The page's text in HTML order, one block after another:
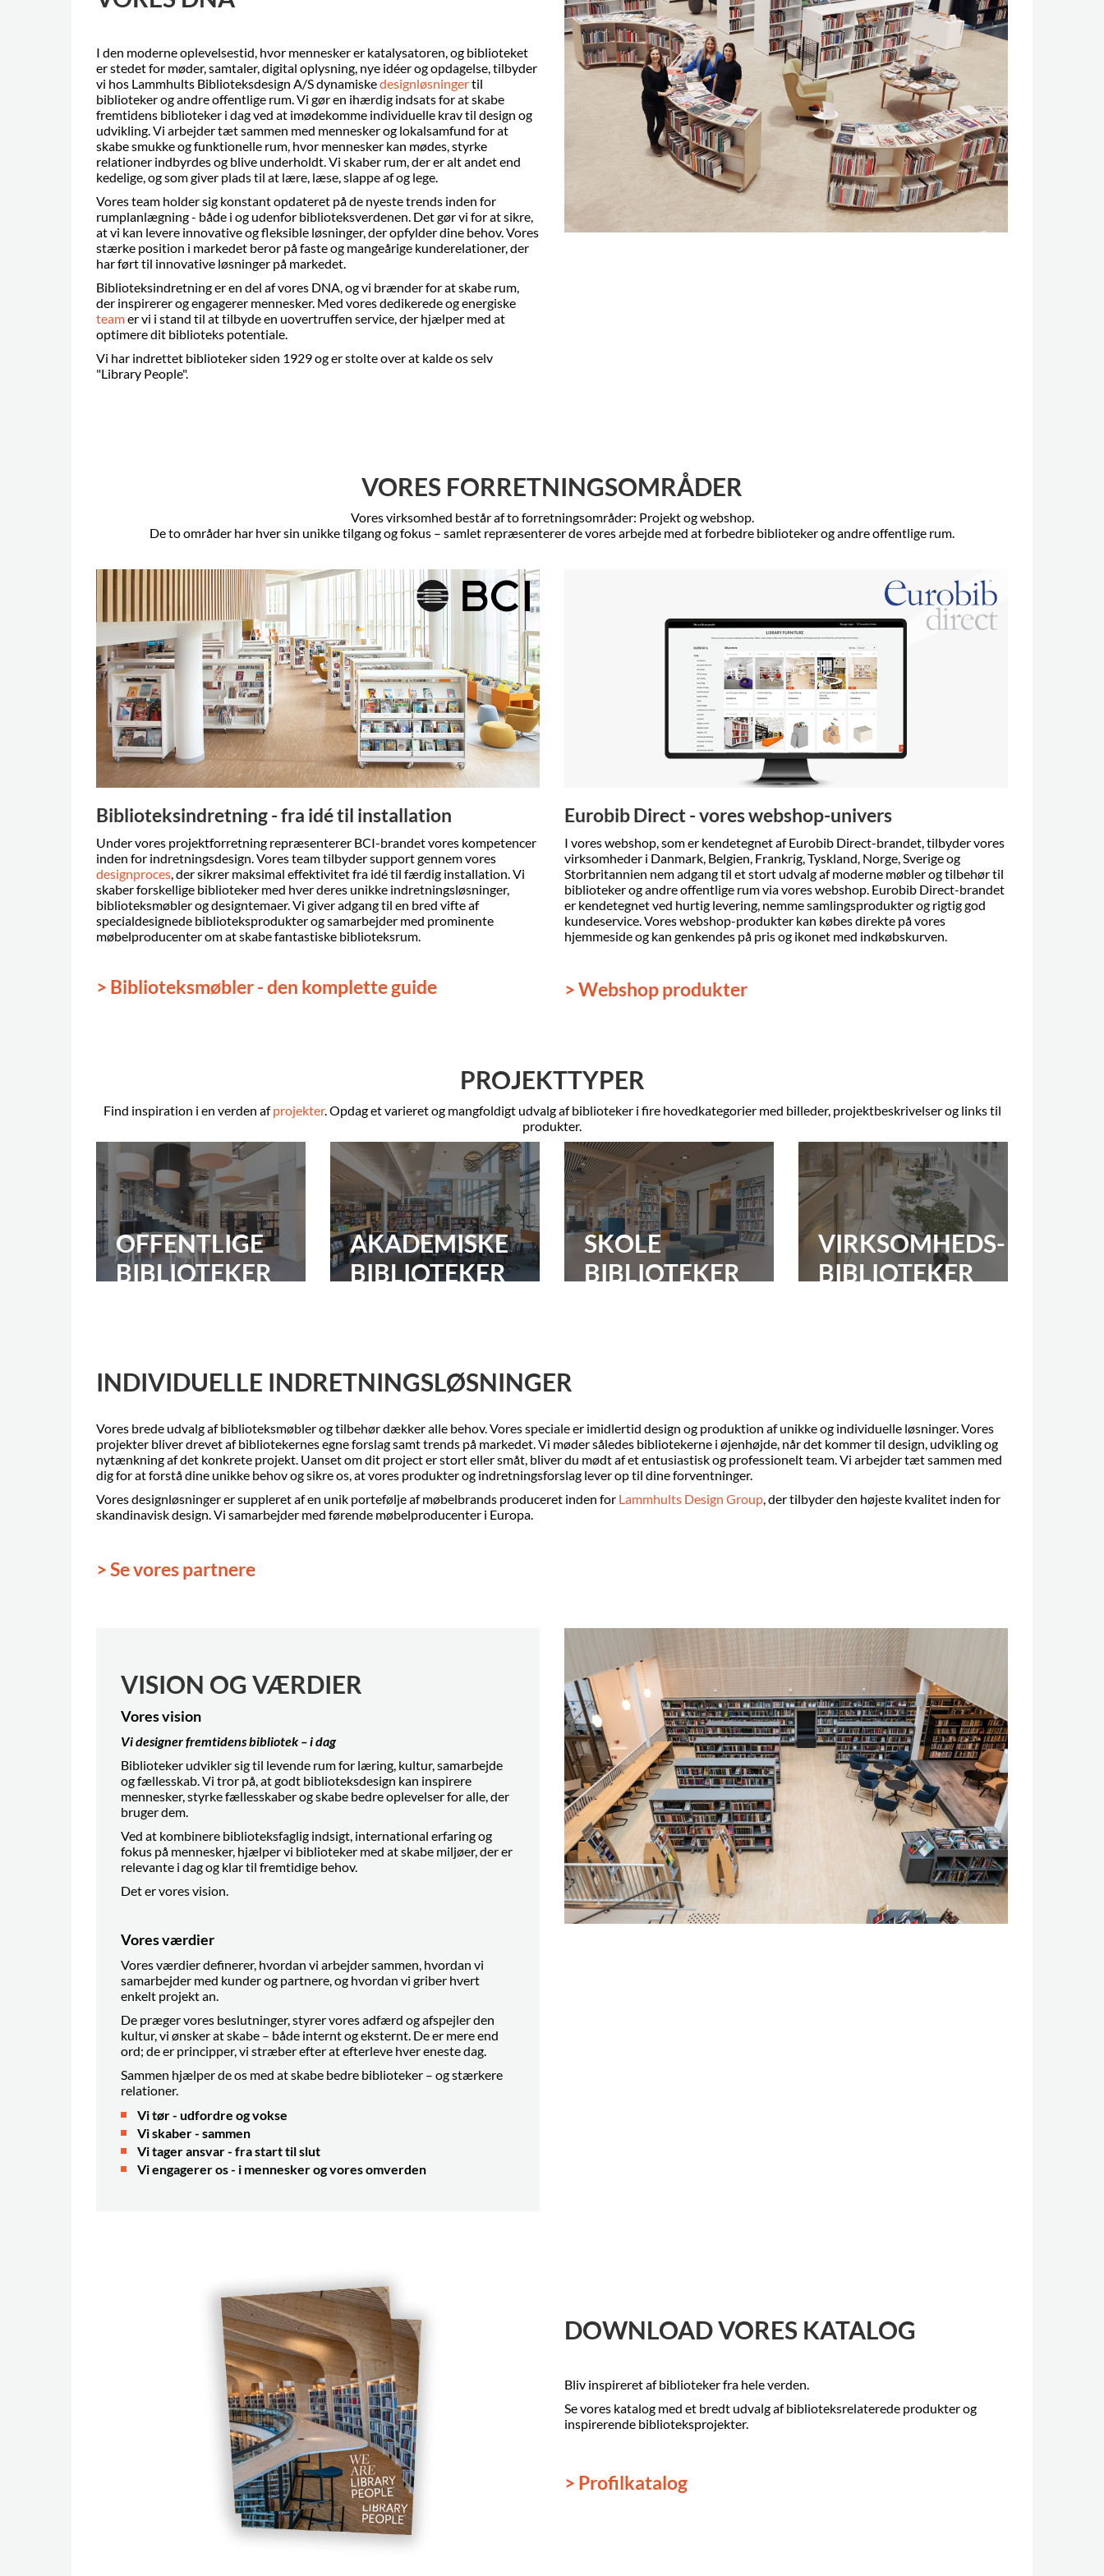
I den moderne oplevelsestid, hvor mennesker er katalysatoren, og biblioteket
er stedet for møder, samtaler, digital oplysning, nye idéer og opdagelse, tilbyder
vi hos Lammhults Biblioteksdesign A/S dynamiskedesignløsningertil
biblioteker og andre offentlige rum. Vi gør en ihærdig indsats for at skabe
fremtidens biblioteker i dag ved at imødekomme individuelle krav til design og
udvikling. Vi arbejder tæt sammen med mennesker og lokalsamfund for at
skabe smukke og funktionelle rum, hvor mennesker kan mødes, styrke
relationer indbyrdes og blive underholdt. Vi skaber rum, der er alt andet end
kedelige, og som giver plads til at lære, læse, slappe af og lege.
Vores team holder sig konstant opdateret på de nyeste trends inden for
rumplanlægning - både i og udenfor biblioteksverdenen. Det gør vi for at sikre,
at vi kan levere innovative og fleksible løsninger, der opfylder dine behov. Vores
stærke position i markedet beror på faste og mangeårige kunderelationer, der
har ført til innovative løsninger på markedet.
Biblioteksindretning er en del af vores DNA, og vi brænder for at skabe rum,
der inspirerer og engagerer mennesker. Med vores dedikerede og energiske
teamer vi i stand til at tilbyde en uovertruffen service, der hjælper med at
optimere dit biblioteks potentiale.
Vi har indrettet biblioteker siden 1929 og er stolte over at kalde os selv
"Library People".
VORES FORRETNINGSOMRÅDER
Vores virksomhed består af to forretningsområder: Projekt og webshop.
De to områder har hver sin unikke tilgang og fokus – samlet repræsenterer de vores arbejde med at forbedre biblioteker og andre offentlige rum.
Biblioteksindretning - fra idé til installation
Under vores projektforretning repræsenterer BCI-brandet vores kompetencer
inden for indretningsdesign. Vores team tilbyder support gennem vores
designproces , der sikrer maksimal effektivitet fra idé til færdig installation. Vi
skaber forskellige biblioteker med hver deres unikke indretningsløsninger,
biblioteksmøbler og designtemaer. Vi giver adgang til en bred vifte af
specialdesignede biblioteksprodukter og samarbejder med prominente
møbelproducenter om at skabe fantastiske biblioteksrum.
> Biblioteksmøbler - den komplette guide
Eurobib Direct - vores webshop-univers
I vores webshop, som er kendetegnet af Eurobib Direct-brandet, tilbyder vores
virksomheder i Danmark, Belgien, Frankrig, Tyskland, Norge, Sverige og
Storbritannien nem adgang til et stort udvalg af moderne møbler og tilbehør til
biblioteker og andre offentlige rum via vores webshop. Eurobib Direct-brandet
er kendetegnet ved hurtig levering, nemme samlingsprodukter og rigtig god
kundeservice. Vores webshop-produkter kan købes direkte på vores
hjemmeside og kan genkendes på pris og ikonet med indkøbskurven.
> Webshop produkter
PROJEKTTYPER
Find inspiration i en verden afprojekter. Opdag et varieret og mangfoldigt udvalg af biblioteker i fire hovedkategorier med billeder, projektbeskrivelser og links til
produkter.
OFFENTLIGE
BIBLIOTEKER
AKADEMISKE
BIBLIOTEKER
SKOLE
BIBLIOTEKER
VIRKSOMHEDS-
BIBLIOTEKER
INDIVIDUELLE INDRETNINGSLØSNINGER
Vores brede udvalg af biblioteksmøbler og tilbehør dækker alle behov. Vores speciale er imidlertid design og produktion af unikke og individuelle løsninger. Vores
projekter bliver drevet af bibliotekernes egne forslag samt trends på markedet. Vi møder således bibliotekerne i øjenhøjde, når det kommer til design, udvikling og
nytænkning af det konkrete projekt. Uanset om dit project er stort eller småt, bliver du mødt af et entusiastisk og professionelt team. Vi arbejder tæt sammen med
dig for at forstå dine unikke behov og sikre os, at vores produkter og indretningsforslag lever op til dine forventninger.
Vores designløsninger er suppleret af en unik portefølje af møbelbrands produceret inden for Lammhults Design Group , der tilbyder den højeste kvalitet inden for
skandinavisk design. Vi samarbejder med førende møbelproducenter i Europa.
> Se vores partnere
VISION OG VÆRDIER
Vores vision
Vi designer fremtidens bibliotek – i dag
Biblioteker udvikler sig til levende rum for læring, kultur, samarbejde
og fællesskab. Vi tror på, at godt biblioteksdesign kan inspirere
mennesker, styrke fællesskaber og skabe bedre oplevelser for alle, der
bruger dem.
Ved at kombinere biblioteksfaglig indsigt, international erfaring og
fokus på mennesker, hjælper vi biblioteker med at skabe miljøer, der er
relevante i dag og klar til fremtidige behov.
Det er vores vision.
Vores værdier
Vores værdier definerer, hvordan vi arbejder sammen, hvordan vi
samarbejder med kunder og partnere, og hvordan vi griber hvert
enkelt projekt an.
De præger vores beslutninger, styrer vores adfærd og afspejler den
kultur, vi ønsker at skabe – både internt og eksternt. Deer mere end
ord; de er principper, vi stræber efter at efterleve hver eneste dag.
Sammen hjælper de os med at skabe bedre biblioteker – og stærkere
relationer.
Vi tør - udfordre og vokse
Vi skaber - sammen
Vi tager ansvar - fra start til slut
Vi engagerer os - i mennesker og vores omverden
DOWNLOAD VORES KATALOG
Bliv inspireret af biblioteker fra hele verden.
Se vores katalog med et bredt udvalg af biblioteksrelaterede produkter og
inspirerende biblioteksprojekter.
> Profilkatalog